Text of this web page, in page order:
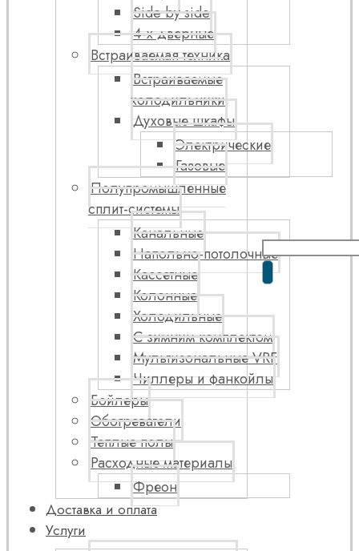
Side by side
4-х дверные
Встраиваемая техника
Встраиваемые
холодильники
Духовые шкафы
Электрические
Газовые
Полупромышленные
сплит-системы
Канальные
Напольно-потолочные
Кассетные
Колонные
Холодильные
С зимним комплектом
Мультизональные VRF
Чиллеры и фанкойлы
Бойлеры
Обогреватели
Теплые полы
Расходные материалы
Фреон
Доставка и оплата
Услуги